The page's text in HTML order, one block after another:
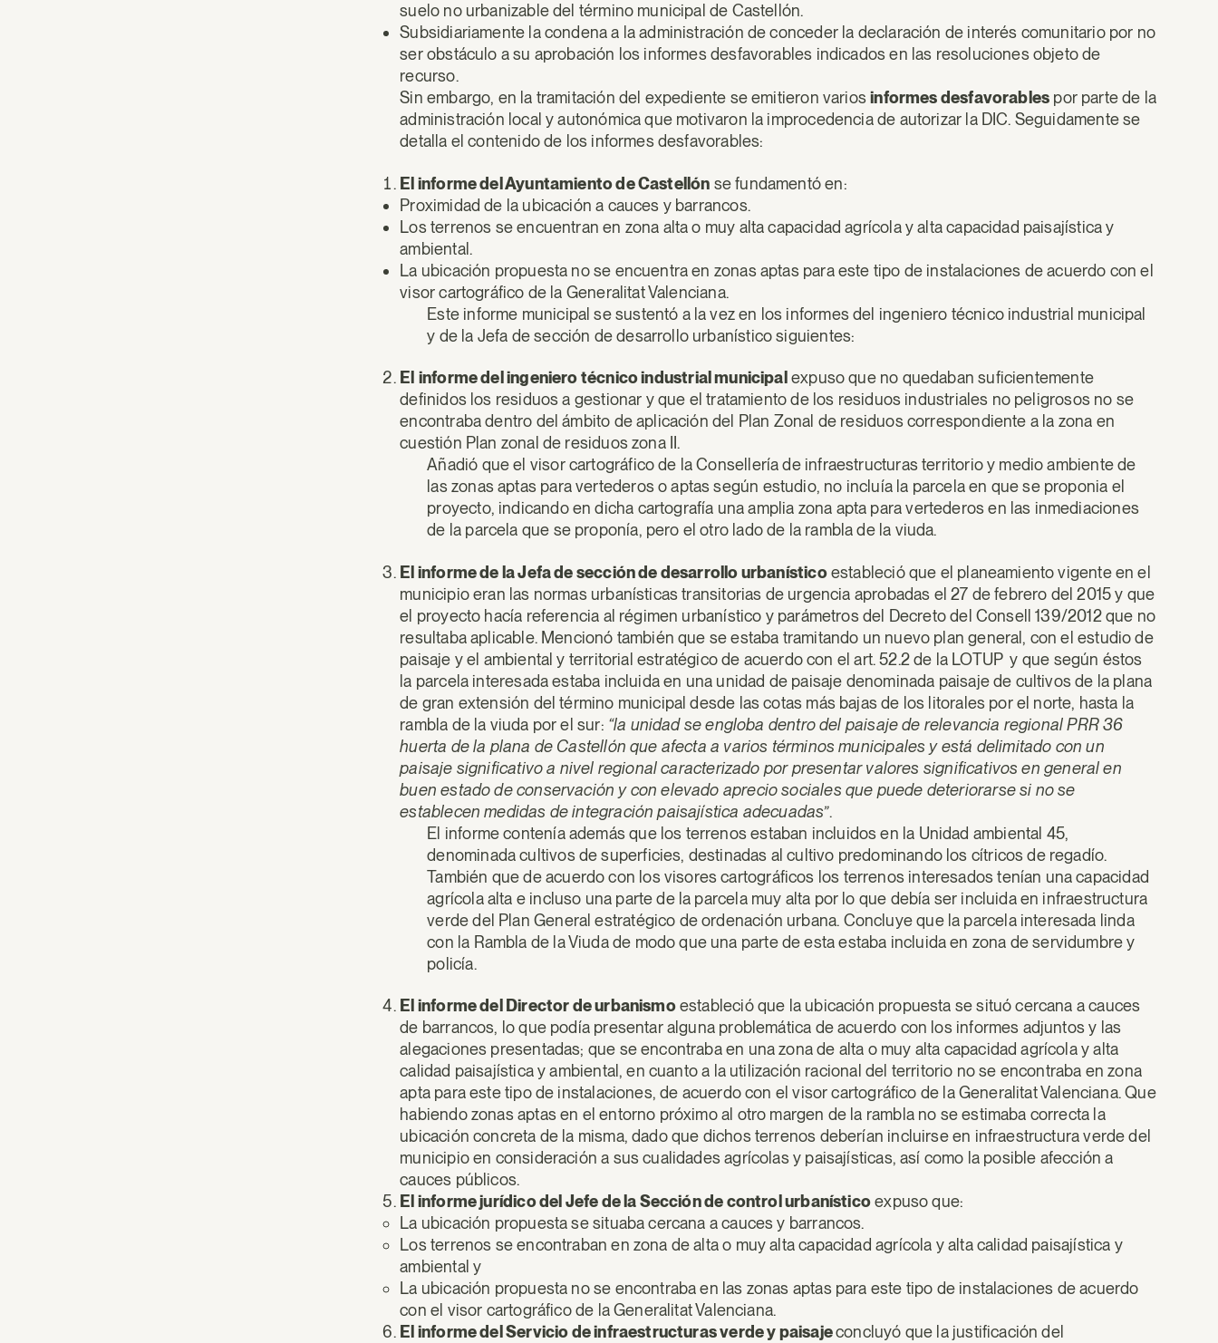
suelo no urbanizable del término municipal de Castellón.
Subsidiariamente la condena a la administración de conceder la declaración de interés comunitario por no
ser obstáculo a su aprobación los informes desfavorables indicados en las resoluciones objeto de
recurso.
Sin embargo, en la tramitación del expediente se emitieron variosinformes desfavorables por parte de la
administración local y autonómica que motivaron la improcedencia de autorizar la DIC. Seguidamente se
detalla el contenido de los informes desfavorables:
El informe del Ayuntamiento de Castellón se fundamentó en:
Proximidad de la ubicación a cauces y barrancos.
Los terrenos se encuentran en zona alta o muy alta capacidad agrícola y alta capacidad paisajística y
ambiental.
La ubicación propuesta no se encuentra en zonas aptas para este tipo de instalaciones de acuerdo con el
visor cartográfico de la Generalitat Valenciana.
Este informe municipal se sustentó a la vez en los informes del ingeniero técnico industrial municipal
y de la Jefa de sección de desarrollo urbanístico siguientes:
El informe del ingeniero técnico industrial municipal expuso que no quedaban suficientemente
definidos los residuos a gestionar y que el tratamiento de los residuos industriales no peligrosos no se
encontraba dentro del ámbito de aplicación del Plan Zonal de residuos correspondiente a la zona en
cuestión Plan zonal de residuos zona II.
Añadió que el visor cartográfico de la Consellería de infraestructuras territorio y medio ambiente de
las zonas aptas para vertederos o aptas según estudio, no incluía la parcela en que se proponia el
proyecto, indicando en dicha cartografía una amplia zona apta para vertederos en las inmediaciones
de la parcela que se proponía, pero el otro lado de la rambla de la viuda.
El informe de la Jefa de sección de desarrollo urbanísticoestableció que el planeamiento vigente en el
municipio eran las normas urbanísticas transitorias de urgencia aprobadas el 27 de febrero del 2015 y que
el proyecto hacía referencia al régimen urbanístico y parámetros del Decreto del Consell 139/2012 que no
resultaba aplicable. Mencionó también que se estaba tramitando un nuevo plan general, con el estudio de
paisaje y el ambiental y territorial estratégico de acuerdo con el art. 52.2 de la LOTUP y que según éstos
la parcela interesada estaba incluida en una unidad de paisaje denominada paisaje de cultivos de la plana
de gran extensión del término municipal desde las cotas más bajas de los litorales por el norte, hasta la
rambla de la viuda por el sur: “la unidad se engloba dentro del paisaje de relevancia regional PRR 36
huerta de la plana de Castellón que afecta a varios términos municipales y está delimitado con un
paisaje significativo a nivel regional caracterizado por presentar valores significativos en general en
buen estado de conservación y con elevado aprecio sociales que puede deteriorarse si no se
establecen medidas de integración paisajística adecuadas”.
El informe contenía además que los terrenos estaban incluidos en la Unidad ambiental 45,
denominada cultivos de superficies, destinadas al cultivo predominando los cítricos de regadío.
También que de acuerdo con los visores cartográficos los terrenos interesados tenían una capacidad
agrícola alta e incluso una parte de la parcela muy alta por lo que debía ser incluida en infraestructura
verde del Plan General estratégico de ordenación urbana. Concluye que la parcela interesada linda
con la Rambla de la Viuda de modo que una parte de esta estaba incluida en zona de servidumbre y
policía.
El informe del Director de urbanismoestableció que la ubicación propuesta se situó cercana a cauces
de barrancos, lo que podía presentar alguna problemática de acuerdo con los informes adjuntos y las
alegaciones presentadas; que se encontraba en una zona de alta o muy alta capacidad agrícola y alta
calidad paisajística y ambiental, en cuanto a la utilización racional del territorio no se encontraba en zona
apta para este tipo de instalaciones, de acuerdo con el visor cartográfico de la Generalitat Valenciana. Que
habiendo zonas aptas en el entorno próximo al otro margen de la rambla no se estimaba correcta la
ubicación concreta de la misma, dado que dichos terrenos deberían incluirse en infraestructura verde del
municipio en consideración a sus cualidades agrícolas y paisajísticas, así como la posible afección a
cauces públicos.
El informe jurídico del Jefe de la Sección de control urbanísticoexpuso que:
La ubicación propuesta se situaba cercana a cauces y barrancos.
Los terrenos se encontraban en zona de alta o muy alta capacidad agrícola y alta calidad paisajística y
ambiental y
La ubicación propuesta no se encontraba en las zonas aptas para este tipo de instalaciones de acuerdo
con el visor cartográfico de la Generalitat Valenciana.
El informe del Servicio de infraestructuras verde y paisajeconcluyó que la justificación del